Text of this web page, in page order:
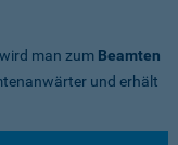
man zum Beamten
und erhält